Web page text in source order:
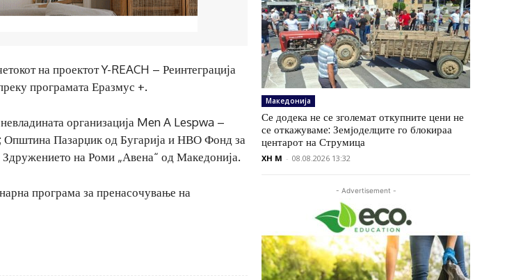
на проектот Y-REACH – Реинтеграција
програмата Еразмус +.
организација Men A Lespwa –
Општина Пазарџик од Бугарија и НВО Фонд за
на Роми „Авена“ од Македонија.
програма за пренасочување на
Македонија
Се додека не се зголемат откупните цени не
се откажуваме: Земјоделците го блокираа
центарот на Струмица
XH M - 08.08.2026 13:32
- Advertisement -